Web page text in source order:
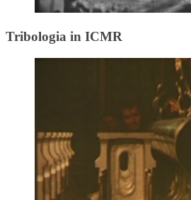
Tribologia in ICMR